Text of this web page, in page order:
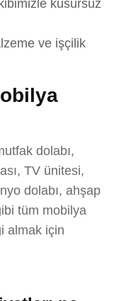
kusursuz
ve işçilik
dolabı,
TV ünitesi,
dolabı, ahşap
tüm mobilya
almak için